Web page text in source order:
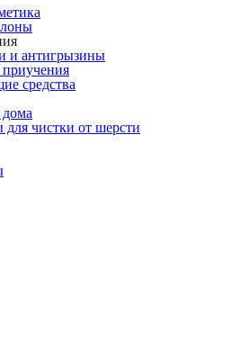
и антигрызины
приучения
средства
дома
чистки от шерсти